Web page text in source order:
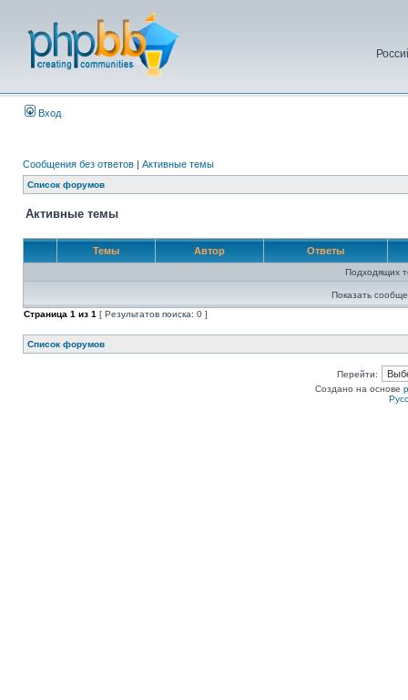
Вход
Сообщения без ответов | Активные темы
Список форумов
Активные темы
Темы Автор Ответы
Подходящих
Показать
Страница 1 из 1 [ Результатов поиска: 0 ]
Список форумов
Перейти:
Создано на основе